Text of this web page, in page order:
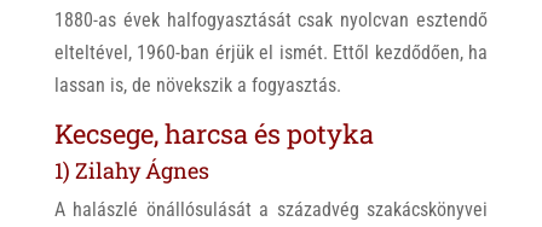
1880-as évek halfogyasztását csak nyolcvan esztendő
elteltével, 1960-ban érjük el ismét. Ettől kezdődően, ha
lassan is, de növekszik a fogyasztás.
Kecsege, harcsa és potyka
1) Zilahy Ágnes
A halászlé önállósulását a századvég szakácskönyvei